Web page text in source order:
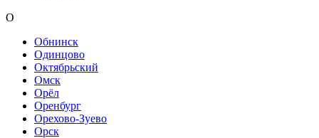
О
Обнинск
Одинцово
Октябрьский
Омск
Орёл
Оренбург
Орехово-Зуево
Орск